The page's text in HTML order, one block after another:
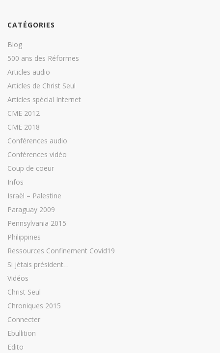
CATÉGORIES
Blog
500 ans des Réformes
Articles audio
Articles de Christ Seul
Articles spécial Internet
CME 2012
CME 2018
Conférences audio
Conférences vidéo
Coup de coeur
Infos
Israël – Palestine
Paraguay 2009
Pennsylvania 2015
Philippines
Ressources Confinement Covid19
Si jétais président…
Vidéos
Christ Seul
Chroniques 2015
Connecter
Ebullition
Edito